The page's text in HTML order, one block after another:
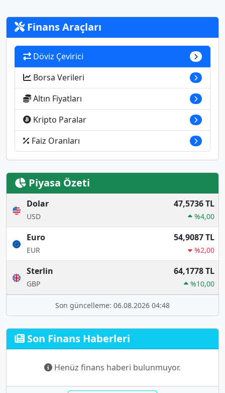
Finans Araçları
Döviz Çevirici
Borsa Verileri
Altın Fiyatları
Kripto Paralar
Faiz Oranları
Piyasa Özeti
Dolar
USD
47,5736 TL
%4,00
Euro
EUR
54,9087 TL
%2,00
Sterlin
GBP
64,1778 TL
%10,00
Son güncelleme: 06.08.2026 04:48
Son Finans Haberleri
Henüz finans haberi bulunmuyor.